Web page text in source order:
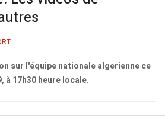
sur l'équipe nationale algerienne ce
à 17h30 heure locale.